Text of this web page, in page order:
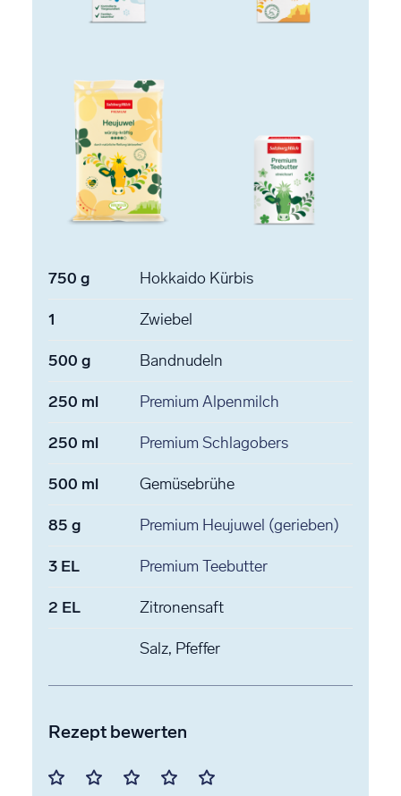
750 g Hokkaido Kürbis
1 Zwiebel
500 g Bandnudeln
250 ml Premium Alpenmilch
250 ml Premium Schlagobers
500 ml Gemüsebrühe
85 g Premium Heujuwel (gerieben)
3 EL Premium Teebutter
2 EL Zitronensaft
Salz, Pfeffer
Rezept bewerten
Mit Mit Mit Mit Mit